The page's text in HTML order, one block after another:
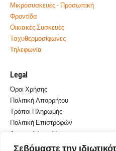
Σεβόμαστε την
Μικροσυσκευές - Προσωπική
Φροντίδα
Οικιακές Συσκευές
Ταχυθερμοσίφωνες
Τηλεφωνία
Legal
Όροι Χρήσης
Πολιτική Απορρήτου
Τρόποι Πληρωμής
Πολιτική Επιστροφών
Αποστολή προϊόντων